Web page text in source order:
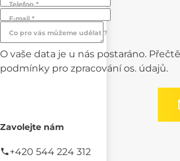
Telefon *
E-mail *
Co pro vás můžeme udělat ?
O vaše data je u nás postaráno.
podmínky pro zpracování os. údajů.
Zavolejte nám
+420 544 224 312